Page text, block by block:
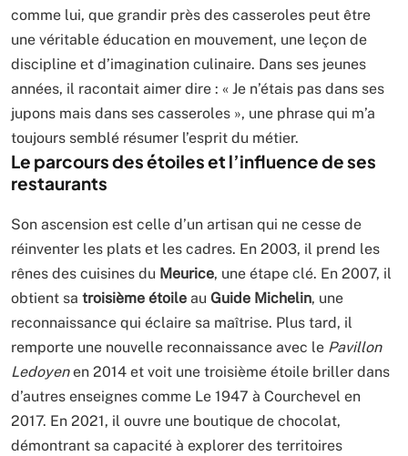
comme lui, que grandir près des casseroles peut être
une véritable éducation en mouvement, une leçon de
discipline et d’imagination culinaire. Dans ses jeunes
années, il racontait aimer dire : « Je n’étais pas dans ses
jupons mais dans ses casseroles », une phrase qui m’a
toujours semblé résumer l’esprit du métier.
Le parcours des étoiles et l’influence de ses
restaurants
Son ascension est celle d’un artisan qui ne cesse de
réinventer les plats et les cadres. En 2003, il prend les
rênes des cuisines du Meurice, une étape clé. En 2007, il
obtient sa troisième étoile au Guide Michelin, une
reconnaissance qui éclaire sa maîtrise. Plus tard, il
remporte une nouvelle reconnaissance avec le Pavillon
Ledoyenen 2014 et voit une troisième étoile briller dans
d’autres enseignes comme Le 1947 à Courchevel en
2017. En 2021, il ouvre une boutique de chocolat,
démontrant sa capacité à explorer des territoires